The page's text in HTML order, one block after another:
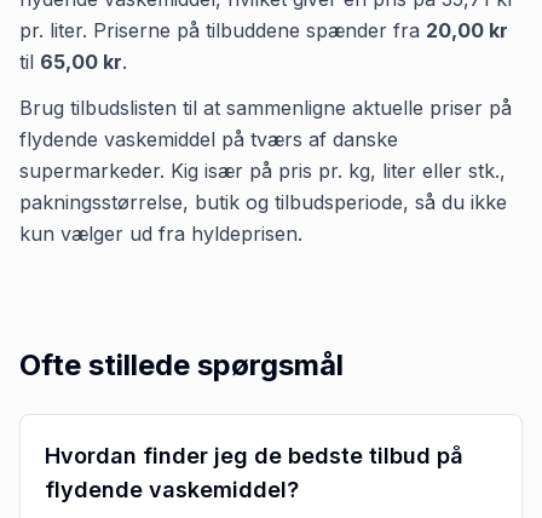
pr. liter. Priserne på tilbuddene spænder fra 20,00 kr
til 65,00 kr.
Brug tilbudslisten til at sammenligne aktuelle priser på
flydende vaskemiddel på tværs af danske
supermarkeder. Kig især på pris pr. kg, liter eller stk.,
pakningsstørrelse, butik og tilbudsperiode, så du ikke
kun vælger ud fra hyldeprisen.
Ofte stillede spørgsmål
Hvordan finder jeg de bedste tilbud på
flydende vaskemiddel?